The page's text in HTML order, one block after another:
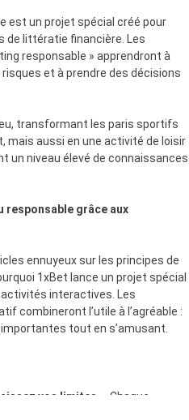
est un projet spécial créé pour
de littératie financière. Les
responsable » apprendront à
et à prendre des décisions
transformant les paris sportifs
mais aussi en une activité de loisir
un niveau élevé de connaissances
responsable grâce aux
ennuyeux sur les principes de
1xBet lance un projet spécial
interactives. Les
combineront l’utile à l’agréable :
tout en s’amusant.
vos limites
. Chaque